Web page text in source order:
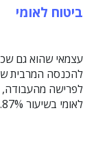
ביטוח לאומי
עצמאי שהוא גם
לפרישה מהעבודה,
לאומי בשיעור 2.87% מחלק ההכנס